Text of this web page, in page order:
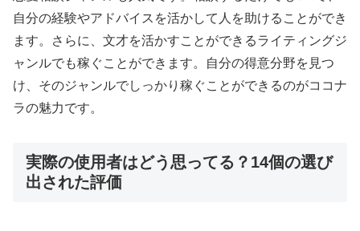
自分の経験やアドバイスを活かして人を助けることができ
ます。さらに、文才を活かすことができるライティングジ
ャンルでも稼ぐことができます。自分の得意分野を見つ
け、そのジャンルでしっかり稼ぐことができるのがココナ
ラの魅力です。
実際の使用者はどう思ってる？14個の選び
出された評価